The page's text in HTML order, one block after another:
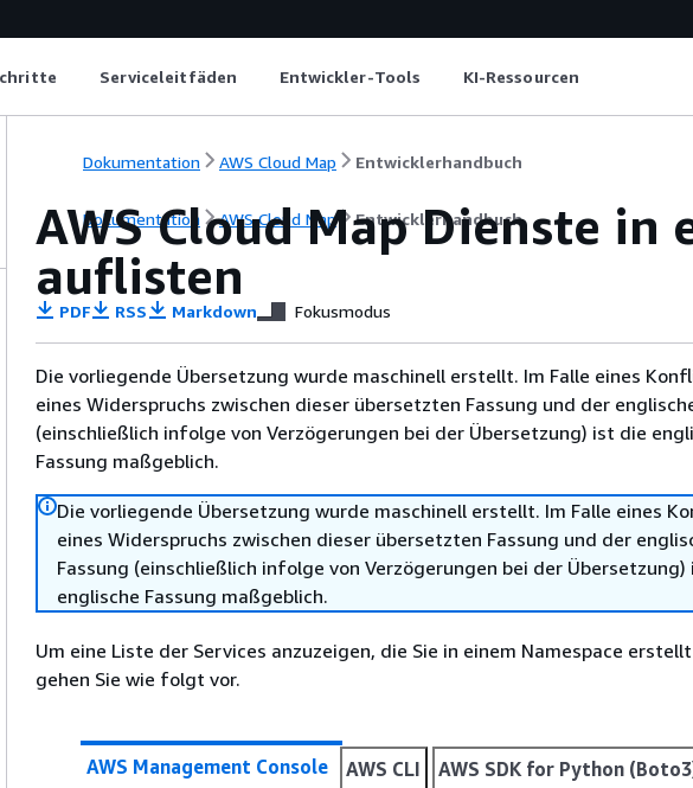
Serviceleitfäden Entwickler-Tools KI-Ressourcen
Dokumentation AWS Cloud Map Entwicklerhandbuch
Dokumentation AWS Cloud Map Entwicklerhandbuch
AWS Cloud Map Dienste in
auflisten
PDF RSS Markdown Fokusmodus
Die vorliegende Übersetzung wurde maschinell erstellt. Im Falle eines
eines Widerspruchs zwischen dieser übersetzten Fassung und der
(einschließlich infolge von Verzögerungen bei der Übersetzung) ist die
Fassung maßgeblich.
Die vorliegende Übersetzung wurde maschinell erstellt. Im Falle eines
eines Widerspruchs zwischen dieser übersetzten Fassung und der
Fassung (einschließlich infolge von Verzögerungen bei der Übersetzung)
englische Fassung maßgeblich.
Um eine Liste der Services anzuzeigen, die Sie in einem Namespace
gehen Sie wie folgt vor.
AWS Management Console AWS CLI AWS SDK for Python